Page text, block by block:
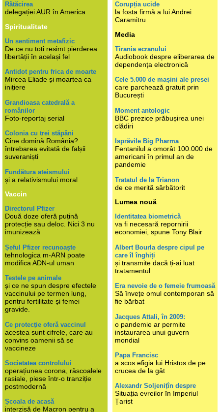
Rătăcirea
delegației AUR în America
Spiritualitate
Un sentiment metafizic
De ce nu toți resimt pierderea
libertății în același fel
Antidot pentru frica de moarte
Mircea Eliade și moartea ca
inițiere
Grandioasa catedrală a
românilor
Foto-reportaj serial
Colonia cu trei stăpâni
Cine domină România?
întrebarea evitată de falșii
suveraniști
Fundătura ateismului
și a relativismului moral
Vaccin
Directorul Pfizer
Două doze oferă puțină
protecție sau deloc. Nici 3 nu
imunizează
Șeful Pfizer recunoaște
tehnologica m-ARN poate
modifica ADN-ul uman
Testele pe animale
și ce ne spun despre efectele
vaccinului pe termen lung,
pentru fertilitate și femei
gravide.
Ce protecție oferă vaccinul
acestea sunt cifrele, care au
convins oamenii să se
vaccineze
Societatea controlului
operațiunea corona, răscoalele
rasiale, piese într-o tranziție
postmodernă
Școala de acasă
interzisă de Macron pentru a
Corupția ucide
la fosta firmă a lui Andrei
Caramitru
Media
Tirania ecranului
Audiobook despre eliberarea de
dependența electronică
Cele 5.000 de mașini ale presei
care parchează gratuit prin
București
Moment antologic
BBC prezice prăbușirea unei
clădiri
Isprăvile Big Pharma
Fentanilul a omorât 100.000 de
americani în primul an de
pandemie
Tratatul de la Trianon
de ce merită sărbătorit
Lumea nouă
Identitatea biometrică
va fi necesară repornirii
economiei, spune Tony Blair
Albert Bourla despre cipul pe
care îl înghiți
și transmite dacă ți-ai luat
tratamentul
Era nevoie de o femeie frumoasă
Să învețe omul contemporan să
fie bărbat
Jacques Attali, în 2009:
o pandemie ar permite
instaurarea unui guvern
mondial
Papa Francisc
a scos efigia lui Hristos de pe
crucea de la gât
Alexandr Soljenițîn despre
Situația evreilor în Imperiul
Țarist